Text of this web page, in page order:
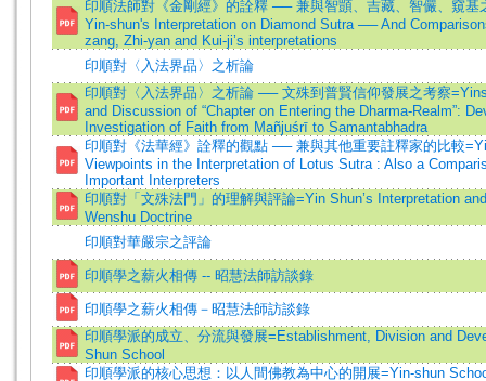
印順法師對《金剛經》的詮釋 ── 兼與智顗、吉藏、智儼、窺基
Yin-shun's Interpretation on Diamond Sutra ── And
zang, Zhi-yan and Kui-ji’s interpretations
印順對〈入法界品〉之析論
印順對〈入法界品〉之析論 ── 文殊到普賢信仰發展之考察
and Discussion of “Chapter on Entering the Dharma-Realm”:
Investigation of Faith from Mañjuśrī to Samantabhadra
印順對《法華經》詮釋的觀點 ── 兼與其他重要註釋家的比較
Viewpoints in the Interpretation of Lotus Sutra : Also a
Important Interpreters
印順對「文殊法門」的理解與評論=Yin Shun’s Interpretation
Wenshu Doctrine
印順對華嚴宗之評論
印順學之薪火相傳 -- 昭慧法師訪談錄
印順學之薪火相傳－昭慧法師訪談錄
印順學派的成立、分流與發展=Establishment, Division and
Shun School
印順學派的核心思想：以人間佛教為中心的開展=Yin-shun